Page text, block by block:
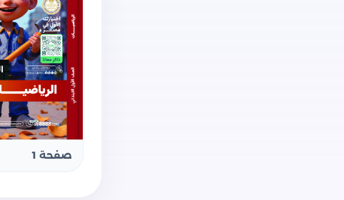
صفحة 1